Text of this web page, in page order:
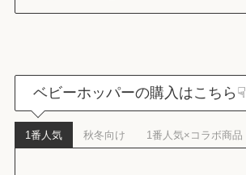
ベビーホッパーの購入はこちら☟
1番人気 秋冬向け 1番人気×コラボ商品